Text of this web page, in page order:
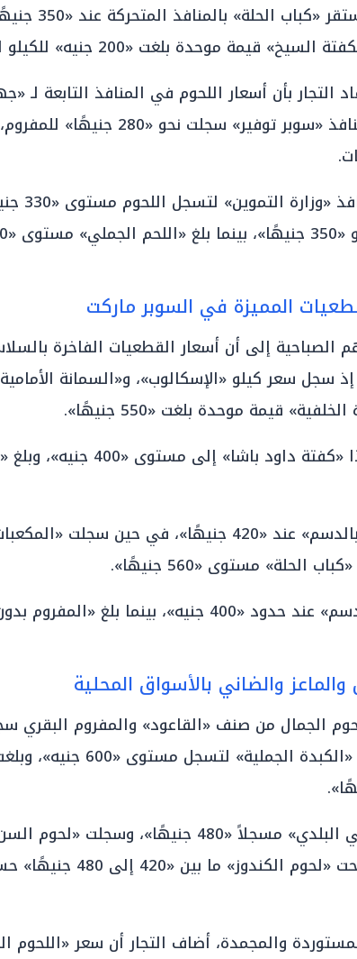
نحو «370 جنيهًا»،
قيمة موحدة بلغت «200 جنيه» للكيلو الواحد.
التجار بأن أسعار اللحوم في المنافذ التابعة لـ
واستقرت الأسعار
المميزة في السوبر ماركت
الصباحية إلى أن أسعار القطعيات الفاخرة
سجل سعر كيلو «الإسكالوب»، و«السمانة الأمامية
قيمة موحدة بلغت «550 جنيهًا».
ووصلت «الكفتة» وكذا «كفتة داود باشا»
واستقرت «المكعبات بالدسم» عند «420 جنيهًا»، في حين سجلت
واستقر «المفروم بالدسم» عند حدود «400 جنيه»، بينما بلغ
والضاني بالأسواق المحلية
الجمال من صنف «القاعود» والمفروم البقري
«420 جنيهًا»، وقفزت «الكبدة الجملية»
وتطابق معها «الضاني البلدي» مسجلاً «480 جنيهًا»، وسجلت
«510 جنيهات»، وتراوحت «لحوم
والمجمدة، أضاف التجار أن سعر «اللحوم